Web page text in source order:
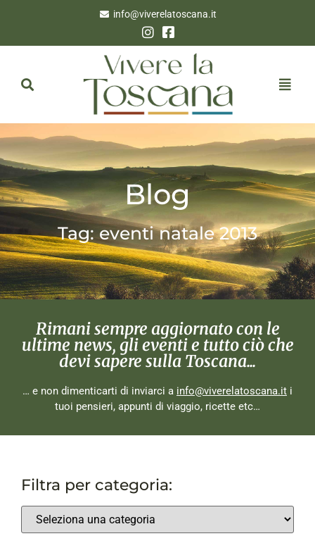
info@viverelatoscana.it
Blog
Tag: eventi natale 2013
Rimani sempre aggiornato con le
ultime news, gli eventi e tutto ciò che
devi sapere sulla Toscana...
… e non dimenticarti di inviarci a info@viverelatoscana.it i
tuoi pensieri, appunti di viaggio, ricette etc…
Filtra per categoria: